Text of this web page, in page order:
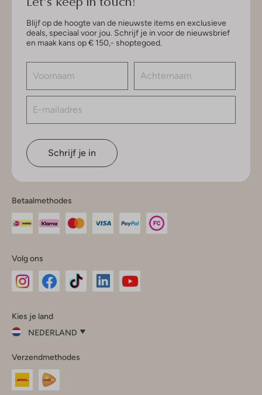
Blijf op de hoogte van de nieuwste items en exclusieve
deals, speciaal voor jou. Schrijf je in voor de nieuwsbrief
en maak kans op € 150,- shoptegoed.
Schrijf je in
Betaalmethodes
Volg ons
InstagramFacebook
Kies je land
NEDERLAND
je
land
Nederland
Verzendmethodes